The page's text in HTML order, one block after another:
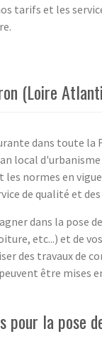
tarifs et les
(Loire
dans toute
local
normes en
de qualité et
dans la pose
etc...) et de
des travaux de
être mises
pour la pose